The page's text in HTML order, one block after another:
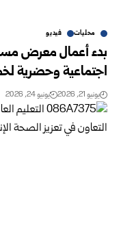
محليات فيديو
بدء أعمال معرض
اجتماعية وحضرية
يونيو 21, 2026 يونيو 24, 2026